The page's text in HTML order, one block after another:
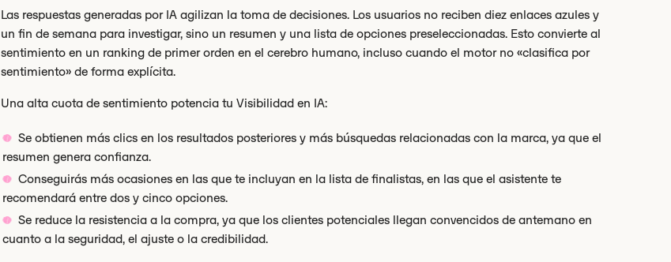
Las respuestas generadas por IA agilizan la toma de decisiones. Los usuarios no reciben diez enlaces azules y
un fin de semana para investigar, sino un resumen y una lista de opciones preseleccionadas. Esto convierte al
sentimiento en un ranking de primer orden en el cerebro humano, incluso cuando el motor no «clasifica por
sentimiento» de forma explícita.
Una alta cuota de sentimiento potencia tu Visibilidad en IA:
Se obtienen más clics en los resultados posteriores y más búsquedas relacionadas con la marca, ya que el
resumen genera confianza.
Conseguirás más ocasiones en las que te incluyan en la lista de finalistas, en las que el asistente te
recomendará entre dos y cinco opciones.
Se reduce la resistencia a la compra, ya que los clientes potenciales llegan convencidos de antemano en
cuanto a la seguridad, el ajuste o la credibilidad.